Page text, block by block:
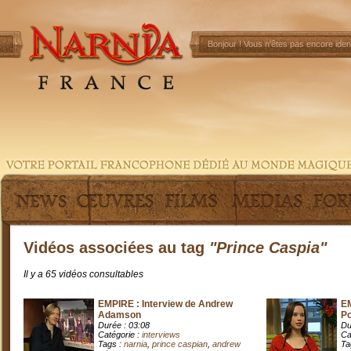
Bonjour !Vous n'êtes pas encore
Vidéos associées au tag "Prince Caspia"
Il y a 65 vidéos consultables
EMPIRE : Interview de Andrew
Adamson
Durée : 03:08
Catégorie : interviews
Tags : narnia prince caspian andrew